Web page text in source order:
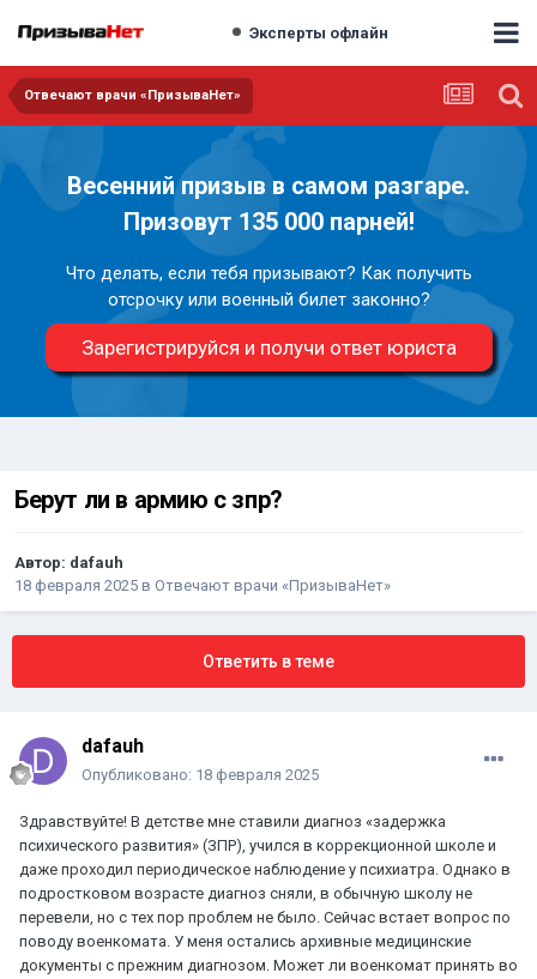
Эксперты офлайн
Отвечают врачи «ПризываНет»
Весенний призыв в самом разгаре.
Призовут 135 000 парней!
Что делать, если тебя призывают? Как получить
отсрочку или военный билет законно?
Зарегистрируйся и получи ответ юриста
Берут ли в армию с зпр?
Автор: dafauh
18 февраля 2025 в Отвечают врачи «ПризываНет»
Ответить в теме
dafauh
Опубликовано: 18 февраля 2025
Здравствуйте! В детстве мне ставили диагноз «задержка
психического развития» (ЗПР), учился в коррекционной школе и
даже проходил периодическое наблюдение у психиатра. Однако в
подростковом возрасте диагноз сняли, в обычную школу не
перевели, но с тех пор проблем не было. Сейчас встает вопрос по
поводу военкомата. У меня остались архивные медицинские
документы с прежним диагнозом. Может ли военкомат принять во